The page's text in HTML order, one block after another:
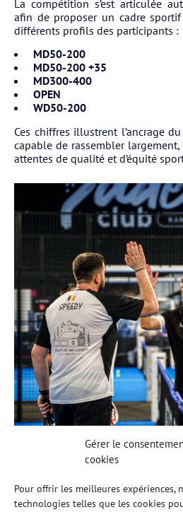
Gérer le
cookies
Pour offrir les meilleures expériences,
technologies telles que les cookies
La compétition s’est articulée
afin de proposer un cadre
différents profils des participants :
MD50-200
MD50-200 +35
MD300-400
OPEN
WD50-200
Ces chiffres illustrent l’ancrage
capable de rassembler
attentes de qualité et d’équité